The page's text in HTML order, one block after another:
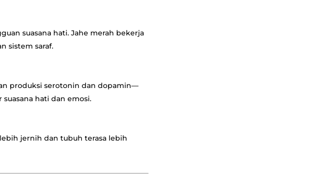
suasana hati. Jahe merah bekerja
sistem saraf.
produksi serotonin dan dopamin—
hati dan emosi.
jernih dan tubuh terasa lebih